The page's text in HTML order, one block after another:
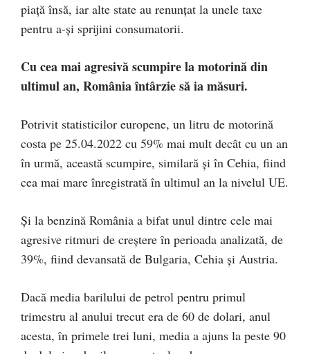
piaţă însă, iar alte state au renunţat la unele taxe
pentru a-şi sprijini consumatorii.
Cu cea mai agresivă scumpire la motorină din
ultimul an, România întârzie să ia măsuri.
Potrivit statisticilor europene, un litru de motorină
costa pe 25.04.2022 cu 59% mai mult decât cu un an
în urmă, această scumpire, similară şi în Cehia, fiind
cea mai mare înregistrată în ultimul an la nivelul UE.
Şi la benzină România a bifat unul dintre cele mai
agresive ritmuri de creştere în perioada analizată, de
39%, fiind devansată de Bulgaria, Cehia şi Austria.
Dacă media barilului de petrol pentru primul
trimestru al anului trecut era de 60 de dolari, anul
acesta, în primele trei luni, media a ajuns la peste 90